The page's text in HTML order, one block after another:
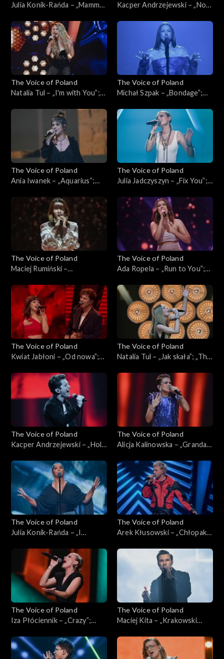
Julia Konik-Rańda – „Mamma
Poland”, Live, 16 listopada
2024
Kacper Andrzejewski – „Nogi
Poland”, Live, 16 listopada
The Voice of Poland
Natalia Tul – „I'm with You”;
16 listopada 2024
The Voice of Poland
Michał Szpak – „Bondage”;
16 listopada 2024
The Voice of Poland
Ania Iwanek – „Aquarius”;
listopada 2024
The Voice of Poland
Julia Jadczyszyn – „Fix You”;
listopada 2024
The Voice of Poland
Maciej Rumiński –
Poland”, Live, 9 listopada
2024
The Voice of Poland
Ada Ropela – „Run to You”;
listopada 2024
The Voice of Poland
Kwiat Jabłoni – „Od nowa”;
listopada 2024
The Voice of Poland
Natalia Tul – „Jak skała”; „The
listopada 2024
The Voice of Poland
Kacper Andrzejewski – „Hold
of Poland”, Live, 9 listopada
2024
The Voice of Poland
Alicja Kalinowska – „Granda”;
listopada 2024
The Voice of Poland
Julia Konik-Rańda – „I
Poland”, Live, 9 listopada
2024
The Voice of Poland
Arek Kłusowski – „Chłopak z
Poland”, Live, 9 listopada
2024
The Voice of Poland
Iza Płóciennik – „Crazy”;
listopada 2024
The Voice of Poland
Maciej Kita – „Krakowski
Poland”, Live, 9 listopada